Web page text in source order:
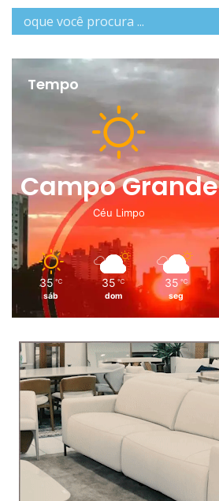
Tempo
Campo Grande
Céu Limpo
35 ℃
sáb
35 ℃
dom
35 ℃
seg